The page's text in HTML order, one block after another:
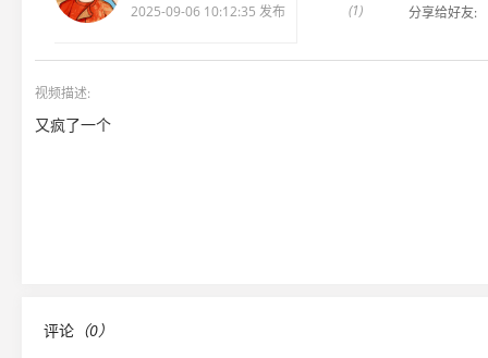
2025-09-06 10:12:35 发布 (1) 分享给好友:
视频描述:
又疯了一个
评论 （0）